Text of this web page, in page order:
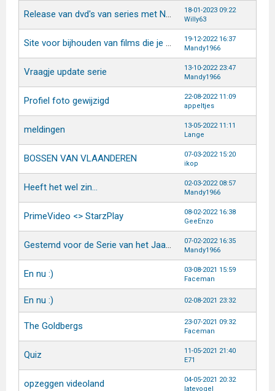
Release van dvd's van series met Nederlandse ondertiteling
18-01-2023 09:22
Willy63
Site voor bijhouden van films die je al gezien heb!?!
19-12-2022 16:37
Mandy1966
Vraagje update serie
13-10-2022 23:47
Mandy1966
Profiel foto gewijzigd
22-08-2022 11:09
appeltjes
meldingen
13-05-2022 11:11
Lange
BOSSEN VAN VLAANDEREN
07-03-2022 15:20
ikop
Heeft het wel zin...
02-03-2022 08:57
Mandy1966
PrimeVideo <> StarzPlay
08-02-2022 16:38
GeeEnzo
Gestemd voor de Serie van het Jaar Verkiezing 2021
07-02-2022 16:35
Mandy1966
En nu :)
03-08-2021 15:59
Faceman
En nu :) 02-08-2021 23:32
The Goldbergs
23-07-2021 09:32
Faceman
Quiz
11-05-2021 21:40
E71
opzeggen videoland
04-05-2021 20:32
latevogel